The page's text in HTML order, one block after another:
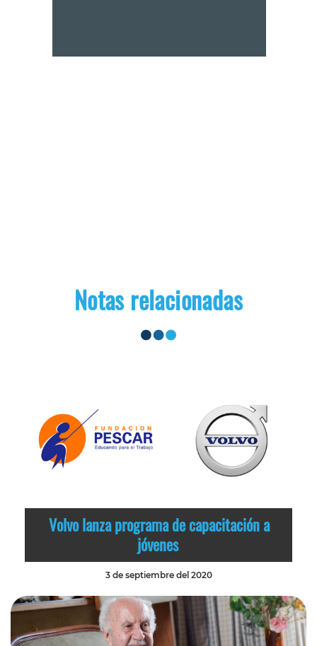
Notas relacionadas
Volvo lanza programa de capacitación a
jóvenes
3 de septiembre del 2020